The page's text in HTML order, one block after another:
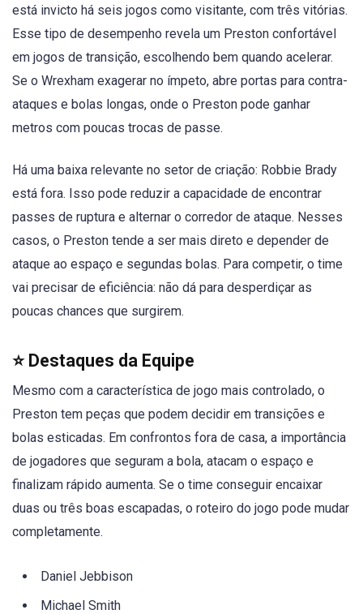
está invicto há seis jogos como visitante, com três vitórias.
Esse tipo de desempenho revela um Preston confortável
em jogos de transição, escolhendo bem quando acelerar.
Se o Wrexham exagerar no ímpeto, abre portas para contra-
ataques e bolas longas, onde o Preston pode ganhar
metros com poucas trocas de passe.
Há uma baixa relevante no setor de criação: Robbie Brady
está fora. Isso pode reduzir a capacidade de encontrar
passes de ruptura e alternar o corredor de ataque. Nesses
casos, o Preston tende a ser mais direto e depender de
ataque ao espaço e segundas bolas. Para competir, o time
vai precisar de eficiência: não dá para desperdiçar as
poucas chances que surgirem.
⭐ Destaques da Equipe
Mesmo com a característica de jogo mais controlado, o
Preston tem peças que podem decidir em transições e
bolas esticadas. Em confrontos fora de casa, a importância
de jogadores que seguram a bola, atacam o espaço e
finalizam rápido aumenta. Se o time conseguir encaixar
duas ou três boas escapadas, o roteiro do jogo pode mudar
completamente.
Daniel Jebbison
Michael Smith